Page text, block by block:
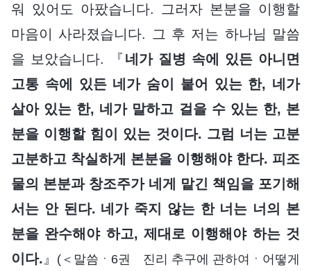
워 있어도 아팠습니다. 그러자 본분을 이행할
마음이 사라졌습니다. 그 후 저는 하나님 말씀
을 보았습니다. 『 네가 질병 속에 있든 아니면
고통 속에 있든 네가 숨이 붙어 있는 한, 네가
살아 있는 한, 네가 말하고 걸을 수 있는 한, 본
분을 이행할 힘이 있는 것이다. 그럼 너는 고분
고분하고 착실하게 본분을 이행해야 한다. 피조
물의 본분과 창조주가 네게 맡긴 책임을 포기해
서는 안 된다. 네가 죽지 않는 한 너는 너의 본
분을 완수해야 하고, 제대로 이행해야 하는 것
이다. 』 (＜말씀ㆍ6권 진리 추구에 관하여ㆍ어떻게